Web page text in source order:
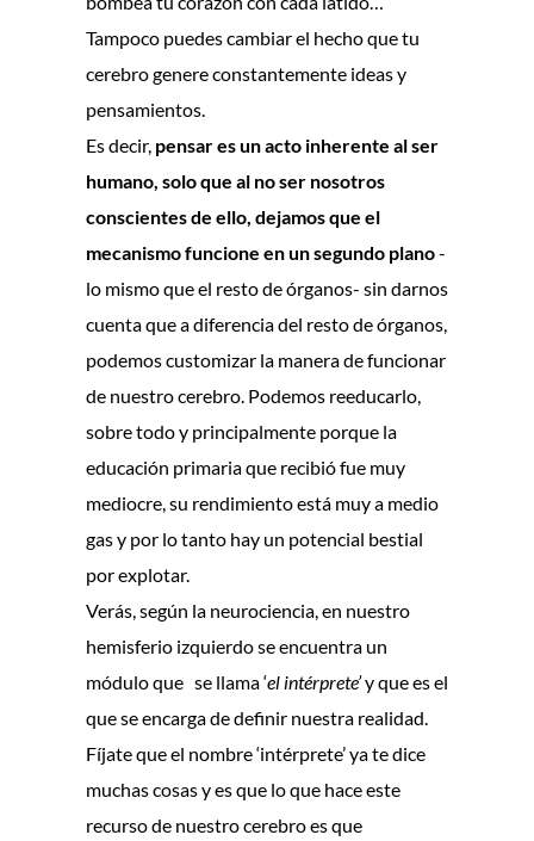
Tampoco puedes cambiar el hecho que tu
cerebro genere constantemente ideas y
pensamientos.
Es decir, pensar es un acto inherente al ser
humano, solo que al no ser nosotros
conscientes de ello, dejamos que el
mecanismo funcione en un segundo plano-
lo mismo que el resto de órganos- sin darnos
cuenta que a diferencia del resto de órganos,
podemos customizar la manera de funcionar
de nuestro cerebro. Podemos reeducarlo,
sobre todo y principalmente porque la
educación primaria que recibió fue muy
mediocre, su rendimiento está muy a medio
gas y por lo tanto hay un potencial bestial
por explotar.
Verás, según la neurociencia, en nuestro
hemisferio izquierdo se encuentra un
módulo que se llama ‘el intérprete’y que es el
que se encarga de definir nuestra realidad.
Fíjate que el nombre ‘intérprete’ ya te dice
muchas cosas y es que lo que hace este
recurso de nuestro cerebro es que